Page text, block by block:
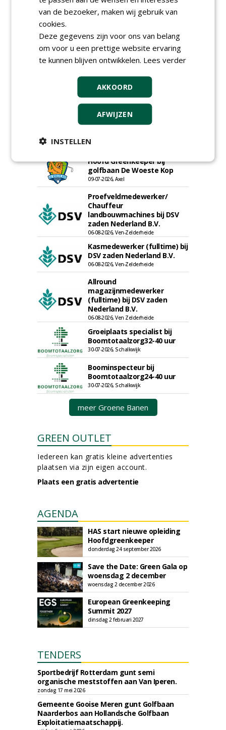
Hoofdgreenkeeper (m/v)
Golfbaan KralingenOosthoek
groepRotterdam
Meewerkend Voorman
Werkorganisatie BUCH
Hoofd Greenkeeper bij
golfbaan De Woeste Kop
09-07-2026, Axel
Proefveldmedewerker/
Chauffeur
landbouwmachines bij DSV
zaden Nederland B.V.
06-08-2026, Ven-Zelderheide
Kasmedewerker (fulltime) bij
DSV zaden Nederland B.V.
06-08-2026, Ven-Zelderheide
Allround
magazijnmedewerker
(fulltime) bij DSV zaden
Nederland B.V.
06-08-2026, Ven Zelderheide
Groeiplaats specialist bij
Boomtotaalzorg32-40 uur
30-07-2026, Schalkwijk
Boominspecteur bij
Boomtotaalzorg24-40 uur
30-07-2026, Schalkwijk
meer Groene Banen
GREEN OUTLET
Iedereen kan gratis kleine advertenties
plaatsen via zijn eigen account.
Plaats een gratis advertentie
AGENDA
HAS start nieuwe opleiding
Hoofdgreenkeeper
donderdag 24 september 2026
Save the Date: Green Gala op
woensdag 2 december
woensdag 2 december 2026
European Greenkeeping
Summit 2027
dinsdag 2 februari 2027
TENDERS
Sportbedrijf Rotterdam gunt semi
organische meststoffen aan Van Iperen.
zondag 17 mei 2026
Gemeente Gooise Meren gunt Golfbaan
Naarderbos aan Hollandsche Golfbaan
Exploitatiemaatschappij.
van de bezoeker, maken wij gebruik van
cookies.
Deze gegevens zijn voor ons van belang
om voor u een prettige website ervaring
te kunnen blijven ontwikkelen. Lees verder
AKKOORD
AFWIJZEN
INSTELLEN